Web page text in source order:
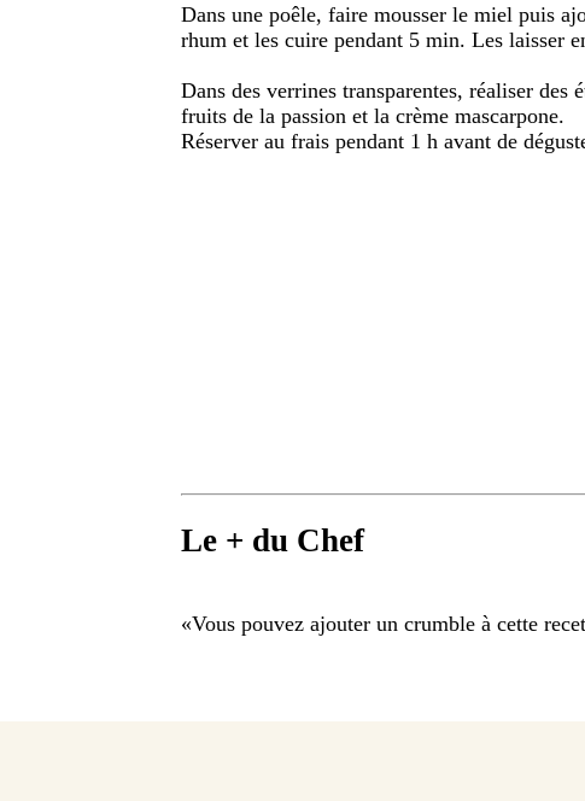
Dans une poêle, faire mousser le miel puis
rhum et les cuire pendant 5 min. Les laisser
Dans des verrines transparentes, réaliser des
fruits de la passion et la crème mascarpone.
Réserver au frais pendant 1 h avant de
Le + du Chef
«Vous pouvez ajouter un crumble à cette